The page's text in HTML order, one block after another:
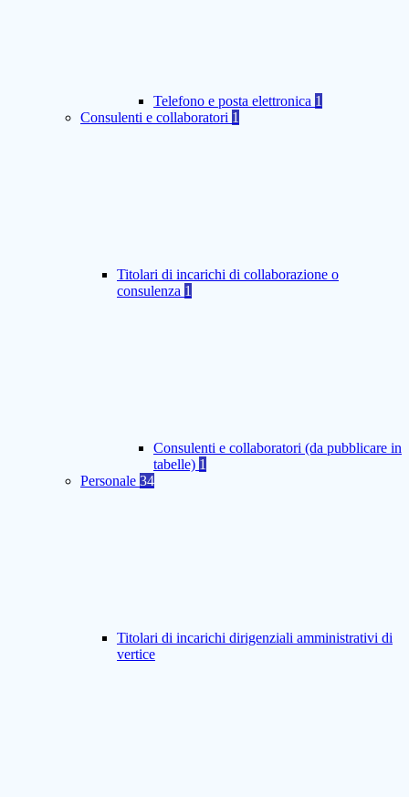
Telefono e posta elettronica 1
Consulenti e collaboratori 1
Titolari di incarichi di collaborazione o
consulenza 1
Consulenti e collaboratori (da pubblicare in
tabelle) 1
Personale 34
Titolari di incarichi dirigenziali amministrativi di
vertice